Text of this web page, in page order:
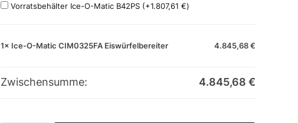
Vorratsbehälter Ice-O-Matic B42PS (+1.807,61 €)
1× Ice-O-Matic CIM0325FA Eiswürfelbereiter 4.845,68€
Zwischensumme: 4.845,68 €